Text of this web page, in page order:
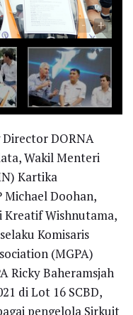
- +
DORNA
Wakil Menteri
Kartika
Doohan,
Kreatif Wishnutama,
Komisaris
(MGPA)
Ricky Baheramsjah
di Lot 16 SCBD,
pengelola Sirkuit